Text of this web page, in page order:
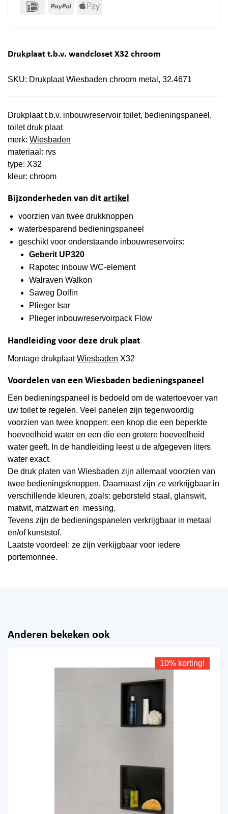
IDeal PayPal Apple
Drukplaat t.b.v. wandcloset X32 chroom
SKU: Drukplaat Wiesbaden chroom metal, 32.4671
Drukplaat t.b.v. inbouwreservoir toilet, bedieningspaneel,
toilet druk plaat
merk: Wiesbaden
materiaal: rvs
type: X32
kleur: chroom
Bijzonderheden van dit artikel
voorzien van twee drukknoppen
waterbesparend bedieningspaneel
geschikt voor onderstaande inbouwreservoirs:
Geberit UP320
Rapotec inbouw WC-element
Walraven Walkon
Saweg Dolfin
Plieger Isar
Plieger inbouwreservoirpack Flow
Handleiding voor deze druk plaat
Montage drukplaatWiesbaden X32
Voordelen van een Wiesbaden bedieningspaneel
Een bedieningspaneel is bedoeld om de watertoevoer van
uw toilet te regelen. Veel panelen zijn tegenwoordig
voorzien van twee knoppen: een knop die een beperkte
hoeveelheid water en een die een grotere hoeveelheid
water geeft. In de handleiding leest u de afgegeven liters
water exact.
De druk platen van Wiesbaden zijn allemaal voorzien van
twee bedieningsknoppen. Daarnaast zijn ze verkrijgbaar in
verschillende kleuren, zoals: geborsteld staal, glanswit,
matwit, matzwart en messing.
Tevens zijn de bedieningspanelen verkrijgbaar in metaal
en/of kunststof.
Laatste voordeel: ze zijn verkijgbaar voor iedere
portemonnee.
Anderen bekeken ook
10% korting!